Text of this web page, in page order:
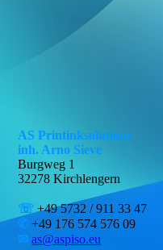
AS Printinksolutions
inh. Arno Sieve
Burgweg 1
32278 Kirchlengern
☏+49 5732 / 911 33 47
✆ +49 176 574 576 09
✉ as@aspiso.eu